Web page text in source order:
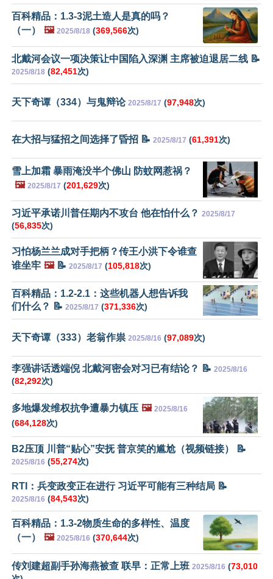
百科精品：1.3-3泥土造人是真的吗？
（一）
🖼️ 2025/8/18 (369,566次)
北戴河会议一项决策让中国陷入深渊 主席被迫退居二线 📝
2025/8/18 (82,451次)
天下奇谭（334）与鬼辩论 2025/8/17 (97,948次)
在大招与猛招之间选择了昏招 📝 2025/8/17 (61,391次)
雪上加霜 暴雨淹没半个佛山 防蚊网惹祸？
🖼️ 2025/8/17 (201,629次)
习近平承诺川普任期内不攻台 他在怕什么？ 2025/8/17
(56,835次)
习怕杨兰兰成对手把柄？传王小洪下令谁查
谁坐牢 🖼️📝 2025/8/17 (105,818次)
百科精品：1.2-2.1：这些机器人想告诉我
们什么？ 📝 2025/8/17 (371,336次)
天下奇谭（333）老翁作祟 2025/8/16 (97,089次)
李强讲话透端倪 北戴河密会对习已有结论？ 📝 2025/8/16
(82,292次)
多地爆发维权抗争遭暴力镇压 🖼️ 2025/8/16
(684,128次)
B2压顶 川普“贴心”安抚 普京笑的尴尬（视频链接） 📝
2025/8/16 (55,274次)
RTI：兵变政变正在进行 习近平可能有三种结局 📝
2025/8/16 (84,543次)
百科精品：1.3-2物质生命的多样性、温度
（一）
🖼️ 2025/8/16 (370,644次)
传刘建超副手孙海燕被查 联早：正常上班 2025/8/16 (73,010